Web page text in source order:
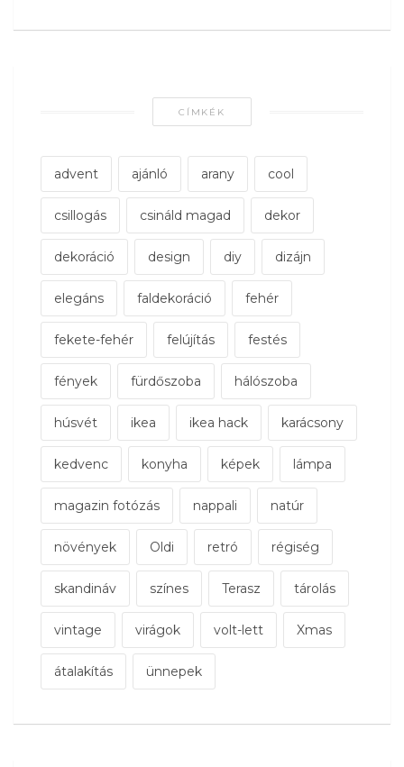
CÍMKÉK
advent ajánló arany cool
csillogás csináld magad dekor
dekoráció design diy dizájn
elegáns faldekoráció fehér
fekete-fehér felújítás festés
fények fürdőszoba hálószoba
húsvét ikea ikea hack karácsony
kedvenc konyha képek lámpa
magazin fotózás nappali natúr
növények Oldi retró régiség
skandináv színes Terasz tárolás
vintage virágok volt-lett Xmas
átalakítás ünnepek